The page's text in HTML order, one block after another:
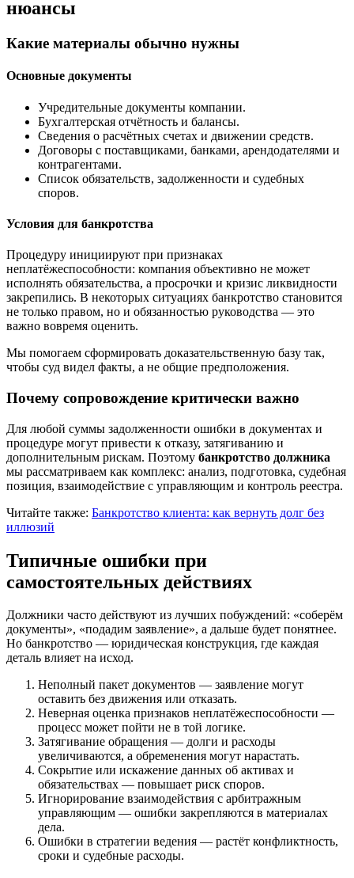
нюансы
Какие материалы обычно нужны
Основные документы
Учредительные документы компании.
Бухгалтерская отчётность и балансы.
Сведения о расчётных счетах и движении средств.
Договоры с поставщиками, банками, арендодателями и
контрагентами.
Список обязательств, задолженности и судебных
споров.
Условия для банкротства
Процедуру инициируют при признаках
неплатёжеспособности: компания объективно не может
исполнять обязательства, а просрочки и кризис ликвидности
закрепились. В некоторых ситуациях банкротство становится
не только правом, но и обязанностью руководства — это
важно вовремя оценить.
Мы помогаем сформировать доказательственную базу так,
чтобы суд видел факты, а не общие предположения.
Почему сопровождение критически важно
Для любой суммы задолженности ошибки в документах и
процедуре могут привести к отказу, затягиванию и
дополнительным рискам. Поэтому банкротство должника
мы рассматриваем как комплекс: анализ, подготовка, судебная
позиция, взаимодействие с управляющим и контроль реестра.
Читайте также: Банкротство клиента: как вернуть долг без
иллюзий
Типичные ошибки при
самостоятельных действиях
Должники часто действуют из лучших побуждений: «соберём
документы», «подадим заявление», а дальше будет понятнее.
Но банкротство — юридическая конструкция, где каждая
деталь влияет на исход.
Неполный пакет документов — заявление могут
оставить без движения или отказать.
Неверная оценка признаков неплатёжеспособности —
процесс может пойти не в той логике.
Затягивание обращения — долги и расходы
увеличиваются, а обременения могут нарастать.
Сокрытие или искажение данных об активах и
обязательствах — повышает риск споров.
Игнорирование взаимодействия с арбитражным
управляющим — ошибки закрепляются в материалах
дела.
Ошибки в стратегии ведения — растёт конфликтность,
сроки и судебные расходы.